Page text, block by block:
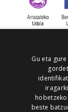
Gu eta
hobetzeko.
beste